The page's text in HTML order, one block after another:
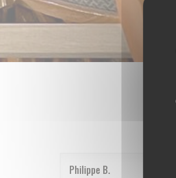
Philippe B